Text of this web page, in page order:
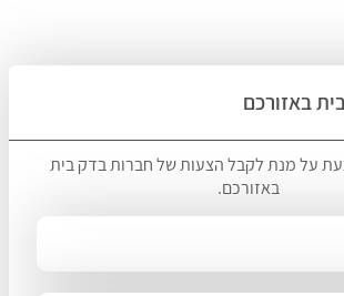
באזורכם
על מנת לקבל הצעות של חברות בדק בית
באזורכם.